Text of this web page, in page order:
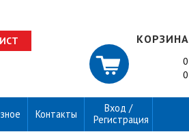
КОРЗИНА
0
0
Контакты
Вход /
Регистрация